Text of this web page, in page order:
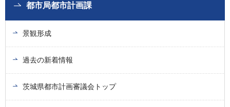
都市局都市計画課
景観形成
過去の新着情報
茨城県都市計画審議会トップ